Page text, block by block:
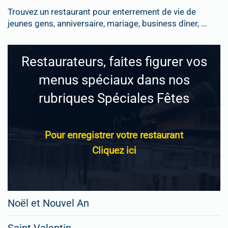
Trouvez un restaurant pour enterrement de vie de
jeunes gens, anniversaire, mariage, business dîner, ...
Restaurateurs, faites figurer vos
menus spéciaux dans nos
rubriques Spéciales Fêtes
Pour enregistrer votre restaurant
Cliquez ici
Noël et Nouvel An